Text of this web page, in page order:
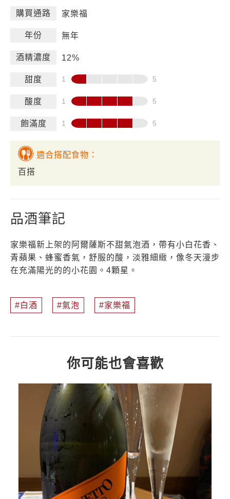
購買通路 家樂福
年份 無年
酒精濃度 12%
甜度
酸度
飽滿度
適合搭配食物：
百搭
品酒筆記
家樂福新上架的阿爾薩斯不甜氣泡酒，帶有小白花香、
青蘋果、蜂蜜香氣，舒服的酸，淡雅細緻，像冬天漫步
在充滿陽光的的小花園。4顆星。
白酒 氣泡 家樂福
你可能也會喜歡